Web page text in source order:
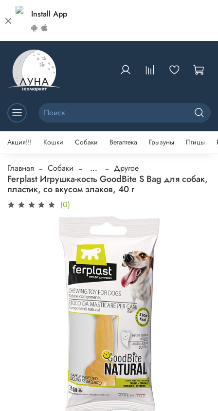
Install App
Акция!!! Кошки Собаки Ветаптека Грызуны Птицы
Главная Собаки ... Другое
Ferplast Игрушка-кость GoodBite S Bag для собак,
пластик, со вкусом злаков, 40 г
(0)